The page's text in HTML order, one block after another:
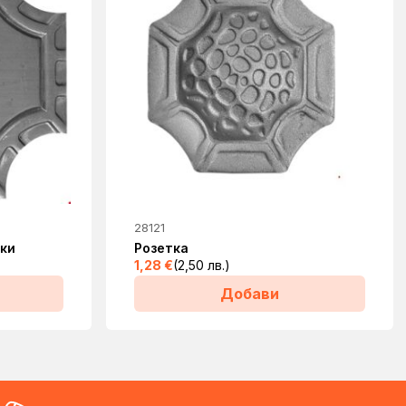
28121
Розетка
1,28€(2,50 лв.)
Добави